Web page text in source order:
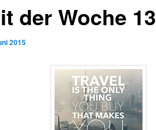
der Woche 13
2015